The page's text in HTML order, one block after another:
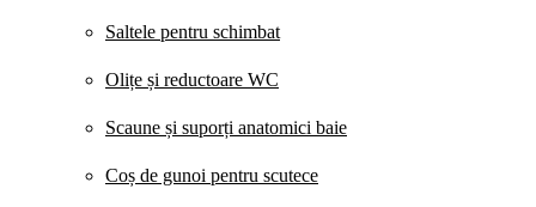
Saltele pentru schimbat
Olițe și reductoare WC
Scaune și suporți anatomici baie
Coș de gunoi pentru scutece